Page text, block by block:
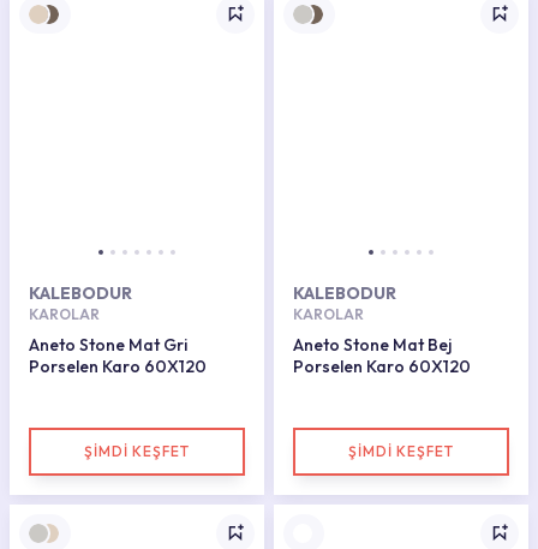
KALEBODUR
KAROLAR
Aneto Stone Mat Gri
Porselen Karo 60X120
ŞİMDİ KEŞFET
KALEBODUR
KAROLAR
Aneto Stone Mat Bej
Porselen Karo 60X120
ŞİMDİ KEŞFET